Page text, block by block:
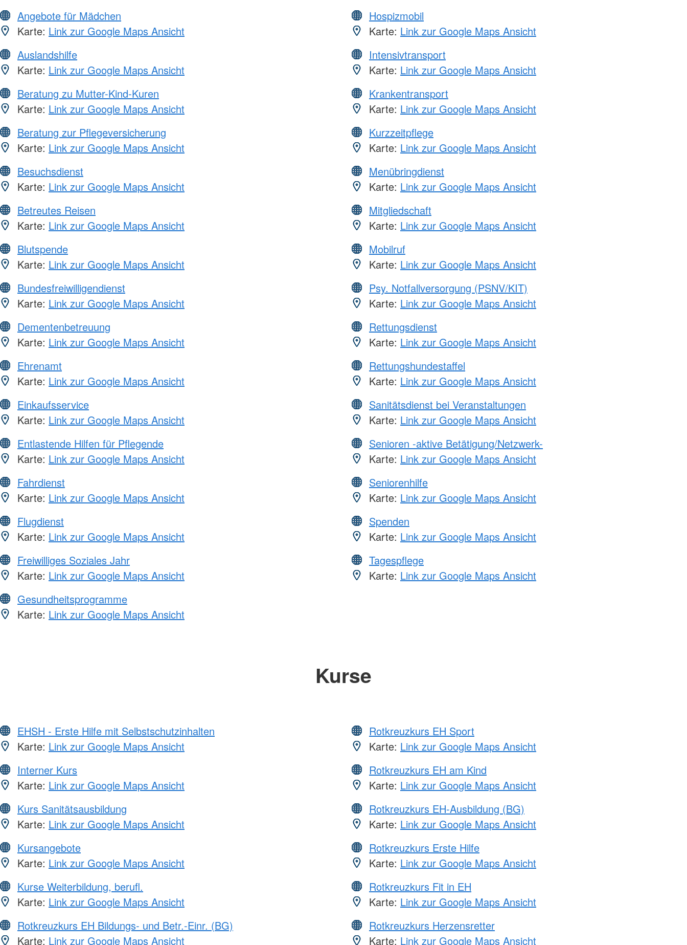
Angebote für Mädchen
Karte: Link zur Google Maps Ansicht
Auslandshilfe
Karte: Link zur Google Maps Ansicht
Beratung zu Mutter-Kind-Kuren
Karte: Link zur Google Maps Ansicht
Beratung zur Pflegeversicherung
Karte: Link zur Google Maps Ansicht
Besuchsdienst
Karte: Link zur Google Maps Ansicht
Betreutes Reisen
Karte: Link zur Google Maps Ansicht
Blutspende
Karte: Link zur Google Maps Ansicht
Bundesfreiwilligendienst
Karte: Link zur Google Maps Ansicht
Dementenbetreuung
Karte: Link zur Google Maps Ansicht
Ehrenamt
Karte: Link zur Google Maps Ansicht
Einkaufsservice
Karte: Link zur Google Maps Ansicht
Entlastende Hilfen für Pflegende
Karte: Link zur Google Maps Ansicht
Fahrdienst
Karte: Link zur Google Maps Ansicht
Flugdienst
Karte: Link zur Google Maps Ansicht
Freiwilliges Soziales Jahr
Karte: Link zur Google Maps Ansicht
Gesundheitsprogramme
Karte: Link zur Google Maps Ansicht
Hospizmobil
Karte: Link zur Google Maps Ansicht
Intensivtransport
Karte: Link zur Google Maps Ansicht
Krankentransport
Karte: Link zur Google Maps Ansicht
Kurzzeitpflege
Karte: Link zur Google Maps Ansicht
Menübringdienst
Karte: Link zur Google Maps Ansicht
Mitgliedschaft
Karte: Link zur Google Maps Ansicht
Mobilruf
Karte: Link zur Google Maps Ansicht
Psy. Notfallversorgung (PSNV/KIT)
Karte: Link zur Google Maps Ansicht
Rettungsdienst
Karte: Link zur Google Maps Ansicht
Rettungshundestaffel
Karte: Link zur Google Maps Ansicht
Sanitätsdienst bei Veranstaltungen
Karte: Link zur Google Maps Ansicht
Senioren -aktive Betätigung/Netzwerk-
Karte: Link zur Google Maps Ansicht
Seniorenhilfe
Karte: Link zur Google Maps Ansicht
Spenden
Karte: Link zur Google Maps Ansicht
Tagespflege
Karte: Link zur Google Maps Ansicht
Kurse
EHSH - Erste Hilfe mit Selbstschutzinhalten
Karte: Link zur Google Maps Ansicht
Interner Kurs
Karte: Link zur Google Maps Ansicht
Kurs Sanitätsausbildung
Karte: Link zur Google Maps Ansicht
Kursangebote
Karte: Link zur Google Maps Ansicht
Kurse Weiterbildung, berufl.
Karte: Link zur Google Maps Ansicht
Rotkreuzkurs EH Bildungs- und Betr.-Einr. (BG)
Karte: Link zur Google Maps Ansicht
Rotkreuzkurs EH Sport
Karte: Link zur Google Maps Ansicht
Rotkreuzkurs EH am Kind
Karte: Link zur Google Maps Ansicht
Rotkreuzkurs EH-Ausbildung (BG)
Karte: Link zur Google Maps Ansicht
Rotkreuzkurs Erste Hilfe
Karte: Link zur Google Maps Ansicht
Rotkreuzkurs Fit in EH
Karte: Link zur Google Maps Ansicht
Rotkreuzkurs Herzensretter
Karte: Link zur Google Maps Ansicht